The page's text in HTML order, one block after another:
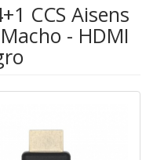
CCS Aisens
- HDMI